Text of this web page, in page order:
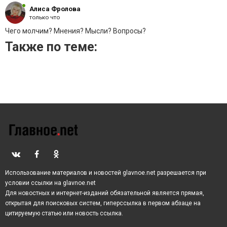
Алиса Фролова
только что
Чего молчим? Мнения? Мысли? Вопросы?
Также по теме:
Использование материалов и новостей glavnoe.net разрешается при
условии ссылки на glavnoe.net
Для новостных и интернет-изданий обязательной является прямая,
открытая для поисковых систем, гиперссылка в первом абзаце на
цитируемую статью или новость ссылка.